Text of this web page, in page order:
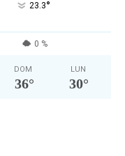
23.3°
0 %
DOM
36°
LUN
30°